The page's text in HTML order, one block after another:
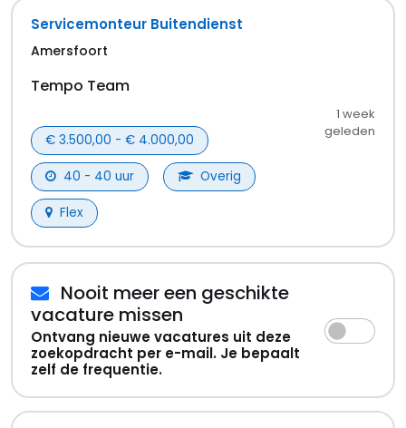
Servicemonteur Buitendienst
Amersfoort
Tempo Team
€ 3.500,00 - € 4.000,00
40 - 40 uur Overig
Flex
1 week
geleden
Nooit meer een geschikte
vacature missen
Ontvang nieuwe vacatures uit deze
zoekopdracht per e-mail. Je bepaalt
zelf de frequentie.